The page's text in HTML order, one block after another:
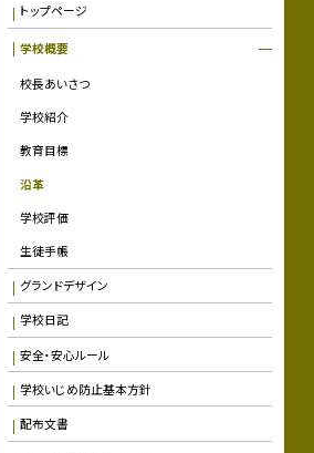
トップページ
学校概要
校長あいさつ
学校紹介
教育目標
沿革
学校評価
生徒手帳
グランドデザイン
学校日記
安全・安心ルール
学校いじめ防止基本方針
配布文書